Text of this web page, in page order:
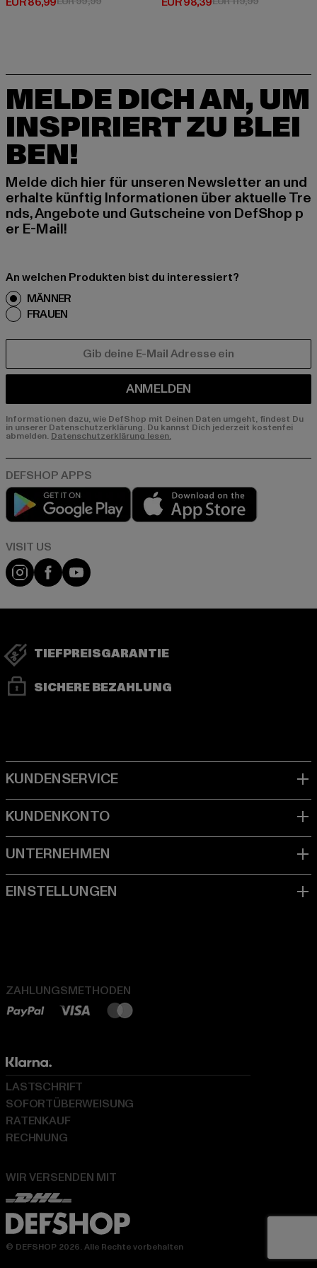
MELDE DICH AN, UM
INSPIRIERT ZU BLEI
BEN!
Melde dich hier für unseren Newsletter an und
erhalte künftig Informationen über aktuelle Tre
nds, Angebote und Gutscheine von DefShop p
er E-Mail!
An welchen Produkten bist du interessiert?
MÄNNER
FRAUEN
ANMELDEN
Informationen dazu, wie DefShop mit Deinen Daten umgeht, findest Du
in unserer Datenschutzerklärung. Du kannst Dich jederzeit kostenfei
abmelden. Datenschutzerklärung lesen.
Play market
Visit our Instagram page:
Visit our Facebook page:
Visit our YouTube channel:
TIEFPREISGARANTIE
SICHERE BEZAHLUNG
ZAHLUNGSMETHODEN
WIR VERSENDEN MIT
LASTSCHRIFT
SOFORTÜBERWEISUNG
RATENKAUF
RECHNUNG
© DEFSHOP 2026. Alle Rechte vorbehalten